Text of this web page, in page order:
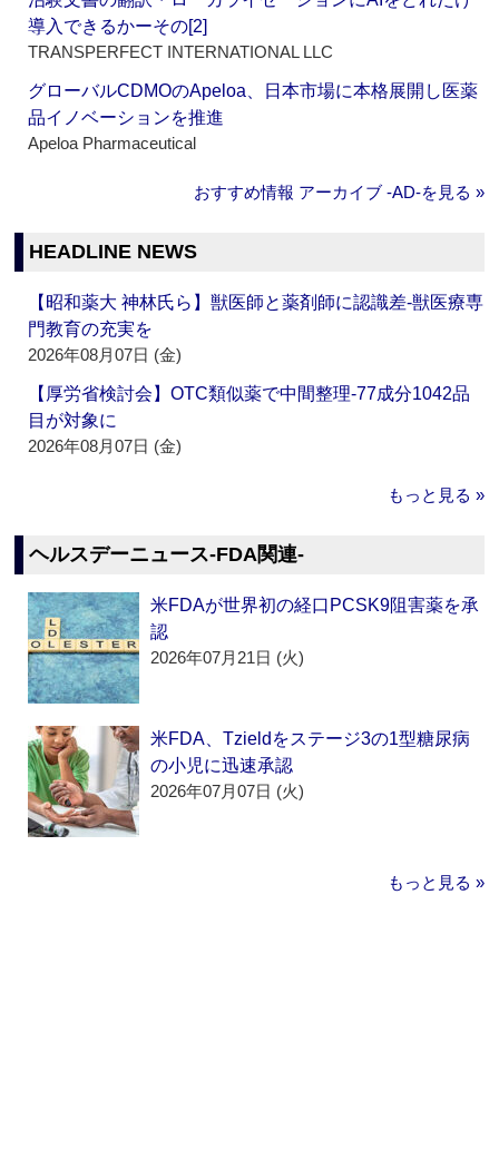
導入できるかーその[2]
TRANSPERFECT INTERNATIONAL LLC
グローバルCDMOのApeloa、日本市場に本格展開し医薬
品イノベーションを推進
Apeloa Pharmaceutical
おすすめ情報 アーカイブ ‐AD‐を見る »
HEADLINE NEWS
【昭和薬大 神林氏ら】獣医師と薬剤師に認識差‐獣医療専
門教育の充実を
2026年08月07日 (金)
【厚労省検討会】OTC類似薬で中間整理‐77成分1042品
目が対象に
2026年08月07日 (金)
もっと見る »
ヘルスデーニュース‐FDA関連‐
米FDAが世界初の経口PCSK9阻害薬を承
認
2026年07月21日 (火)
米FDA、Tzieldをステージ3の1型糖尿病
の小児に迅速承認
2026年07月07日 (火)
もっと見る »